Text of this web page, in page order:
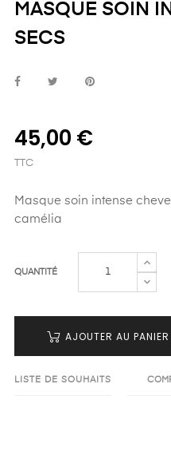
MASQUE SOIN
SECS
45,00 €
TTC
Masque soin intense
camélia
QUANTITÉ
AJOUTER AU PANIER
LISTE DE SOUHAITS